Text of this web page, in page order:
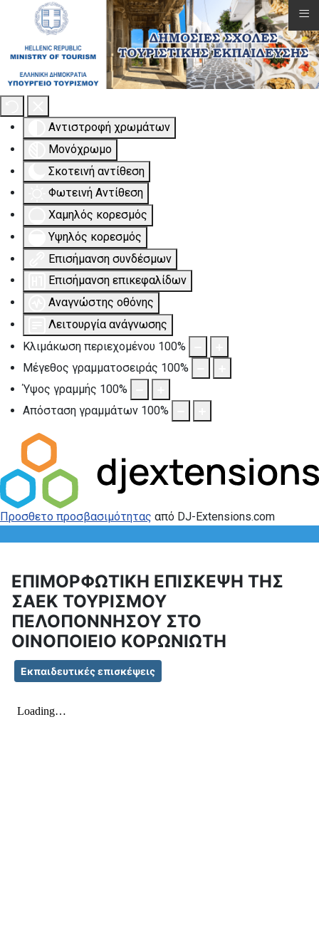
Εργαλειοθήκη Προσβασιμότητας
Αντιστροφή χρωμάτων
Μονόχρωμο
Σκοτεινή αντίθεση
Φωτεινή Αντίθεση
Χαμηλός κορεσμός
Υψηλός κορεσμός
Επισήμανση συνδέσμων
Επισήμανση επικεφαλίδων
Αναγνώστης οθόνης
Λειτουργία ανάγνωσης
Κλιμάκωση περιεχομένου 100%
Μέγεθος γραμματοσειράς 100%
Ύψος γραμμής 100%
Απόσταση γραμμάτων 100%
Προσθετο προσβασιμότητας από DJ-Extensions.com
ΕΠΙΜΟΡΦΩΤΙΚΗ ΕΠΙΣΚΕΨΗ ΤΗΣ
ΣΑΕΚ ΤΟΥΡΙΣΜΟΥ
ΠΕΛΟΠΟΝΝΗΣΟΥ ΣΤΟ
ΟΙΝΟΠΟΙΕΙΟ ΚΟΡΩΝΙΩΤΗ
Εκπαιδευτικές επισκέψεις
≡